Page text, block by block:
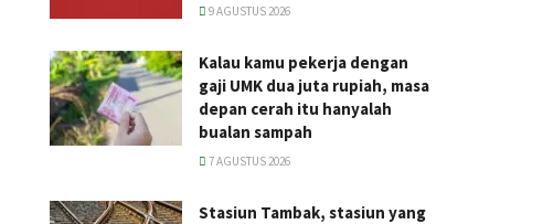
9 AGUSTUS 2026
Kalau kamu pekerja dengan
gaji UMK dua juta rupiah, masa
depan cerah itu hanyalah
bualan sampah
7 AGUSTUS 2026
Stasiun Tambak, stasiun yang